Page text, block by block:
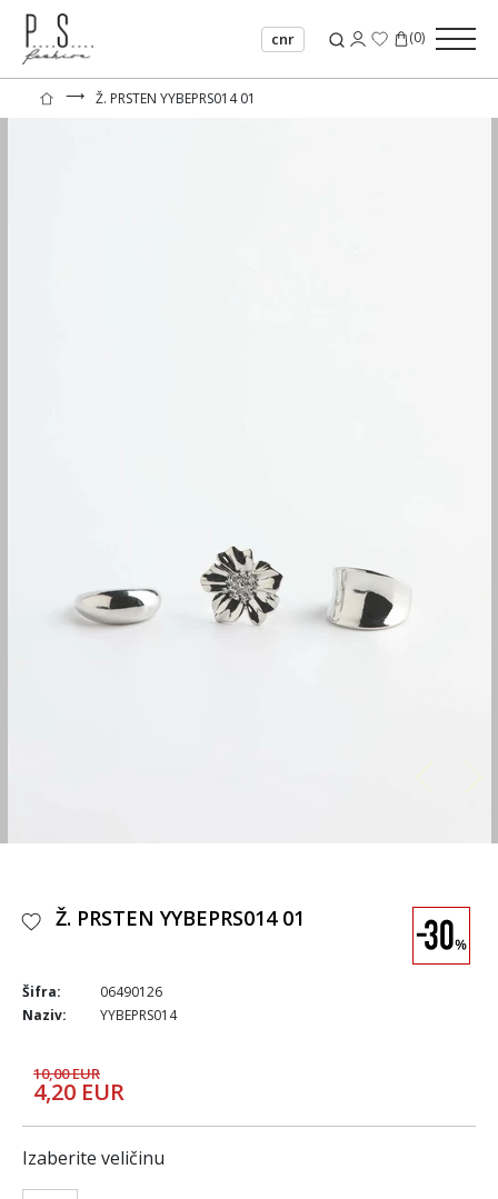
cnr (0)
⟶ Ž. PRSTEN YYBEPRS014 01
Ž. PRSTEN YYBEPRS014 01
Šifra:
06490126
Naziv:
YYBEPRS014
10,00 EUR
4,20 EUR
Izaberite veličinu